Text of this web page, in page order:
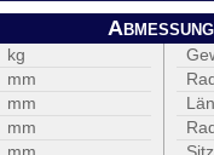
kg
mm
mm
mm